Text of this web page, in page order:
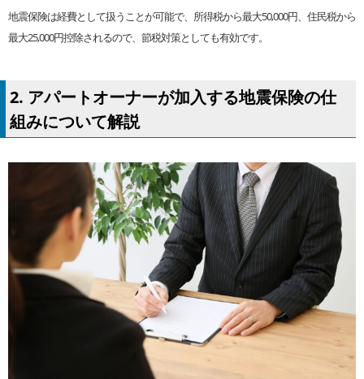
地震保険は経費として扱うことが可能で、所得税から最大50,000円、住民税から
最大25,000円控除されるので、節税対策としても有効です。
2. アパートオーナーが加入する地震保険の仕
組みについて解説